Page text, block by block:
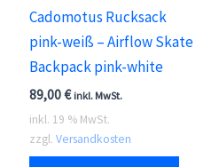
Cadomotus Rucksack
pink-weiß – Airflow Skate
Backpack pink-white
89,00€ inkl. MwSt.
inkl. 19 % MwSt.
zzgl. Versandkosten